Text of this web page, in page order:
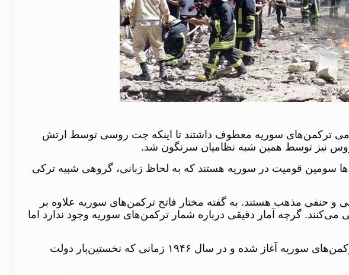
ترکمن‌های سوریه معطوف داشتند تا اینکه جت روسی توسط ارتش
نیز توسط همین شبه نظامیان سرنگون شد.
سومین قومیت در سوریه هستند که به لحاظ زبانی، گروهی شبیه ترکی
حنفی مذهب هستند. به گفته مختار فاتح ترکمن‌های سوریه علاوه بر
که در آن جمعیتی حدود ۲ تا ۲ و نیم میلیون نفر زندگی می‌کنند. گرچه آمار دقیقی درباره شمار ترکمن‌های سوریه وجود ندارد اما
فاتح در ادامه صحبت‌های خود اضافه می‌کند از سال ۱۹۲۰ اخراج و آسیمیلاسیون (همگون‌سازی) ترکمن‌های سوریه آغاز شده و در سال ۱۹۴۶ زمانی که نخستین‌بار دولت